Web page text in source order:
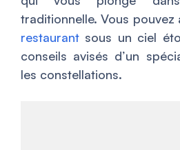
traditionnelle. Vous pouvez
restaurant sous un ciel
conseils avisés d’un
les constellations.